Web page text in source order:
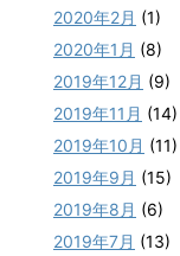
2020年2月 (1)
2020年1月 (8)
2019年12月 (9)
2019年11月 (14)
2019年10月 (11)
2019年9月 (15)
2019年8月 (6)
2019年7月 (13)